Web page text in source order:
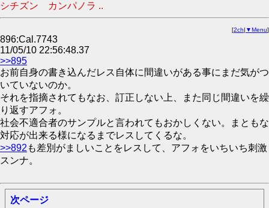
シチズン カンパノラ ..
[2ch| ▼Menu]
896:Cal.7743
11/05/10 22:56:48.37
>>895
お前自身の書き込んだレス自体に間違いがある事にまだ気がつ
いていないのか。
それを指摘されてもなお、訂正しない上、また同じ間違いを繰
り返すアフォ。
社会不適合者のサンプルと言われてもおかしくない。まともな
対応が出来る様になるまでレスしてくるな。
>>892 も差別がましいことをレスして、アフォをいちいち刺激
スンナ。
次ページ